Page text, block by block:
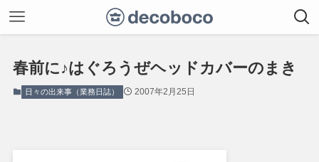
春前に♪はぐろうぜヘッドカバーのまき
日々の出来事（業務日誌） 2007年2月25日